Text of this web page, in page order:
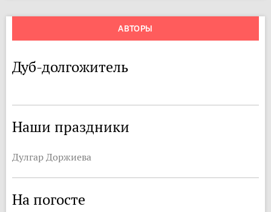
АВТОРЫ
Дуб-долгожитель
Наши праздники
Дулгар Доржиева
На погосте